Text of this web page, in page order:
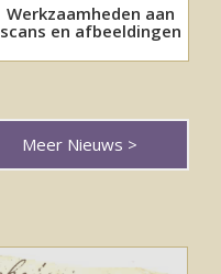
Werkzaamheden aan
scans en afbeeldingen
Meer Nieuws >